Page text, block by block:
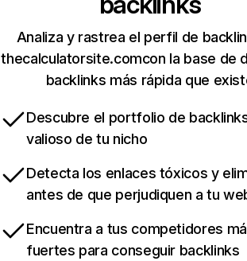
Analiza y rastrea el perfil de
thecalculatorsite.comcon la base de
backlinks más rápida que
Descubre el portfolio de
valioso de tu nicho
Detecta los enlaces tóxicos y
antes de que perjudiquen a tu
Encuentra a tus competidores
fuertes para conseguir backlinks